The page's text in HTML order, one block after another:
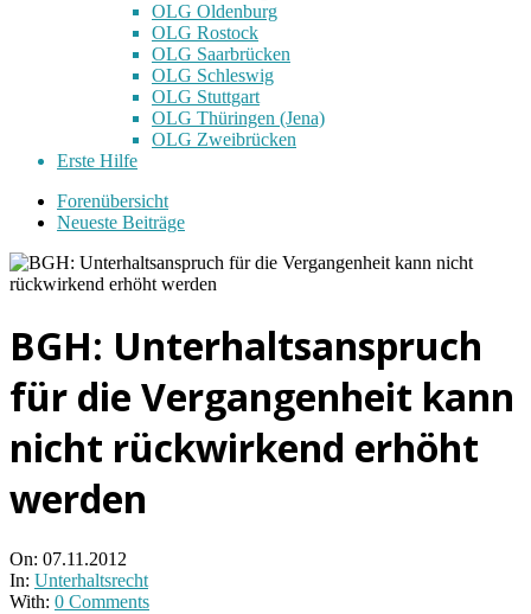
OLG Oldenburg
OLG Rostock
OLG Saarbrücken
OLG Schleswig
OLG Stuttgart
OLG Thüringen (Jena)
OLG Zweibrücken
Erste Hilfe
Forenübersicht
Neueste Beiträge
BGH: Unterhaltsanspruch
für die Vergangenheit kann
nicht rückwirkend erhöht
werden
On: 07.11.2012
In: Unterhaltsrecht
With: 0 Comments